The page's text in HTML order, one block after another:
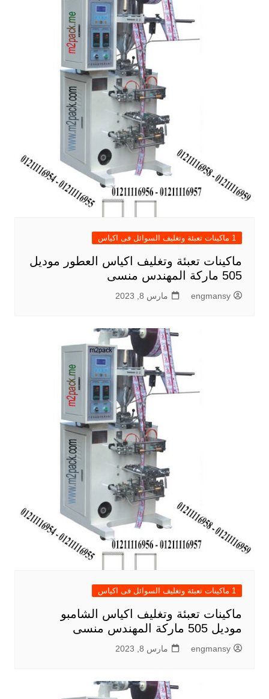
1 ماكينات تعبئة وتغليف السوائل فى اكياس
ماكينات تعبئة وتغليف اكياس العطور موديل
505 ماركة المهندس منسى
engmansy مارس 8, 2023
1 ماكينات تعبئة وتغليف السوائل فى اكياس
ماكينات تعبئة وتغليف اكياس الشامبو
موديل 505 ماركة المهندس منسى
engmansy مارس 8, 2023